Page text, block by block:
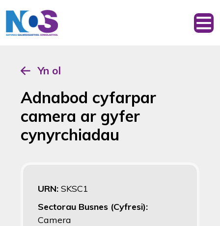
Yn ol
Adnabod cyfarpar
camera ar gyfer
cynyrchiadau
URN: SKSC1
Sectorau Busnes (Cyfresi):
Camera